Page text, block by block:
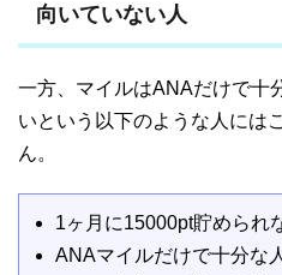
向いていない人
一方、マイルはANAだけで十
いという以下のような人には
ん。
1ヶ月に15000pt貯められ
ANAマイルだけで十分な人